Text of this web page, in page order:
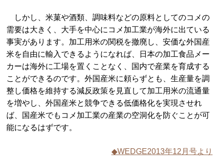
しかし、米菓や酒類、調味料などの原料としてのコメの
需要は大きく、大手を中心にコメ加工業が海外に出ている
事実があります。加工用米の関税を撤廃し、安価な外国産
米を自由に輸入できるようになれば、日本の加工食品メー
カーは海外に工場を置くことなく、国内で産業を育成する
ことができるのです。外国産米に頼らずとも、生産量を調
整し価格を維持する減反政策を見直して加工用米の流通量
を増やし、外国産米と競争できる低価格化を実現させれ
ば、国産米でもコメ加工業の産業の空洞化を防ぐことが可
能になるはずです。
◆WEDGE2013年12月号より